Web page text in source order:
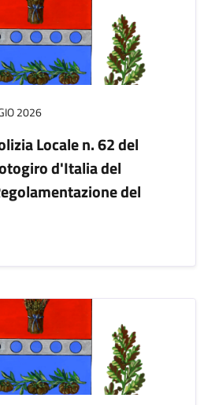
2026
Locale n. 62 del
d'Italia del
del